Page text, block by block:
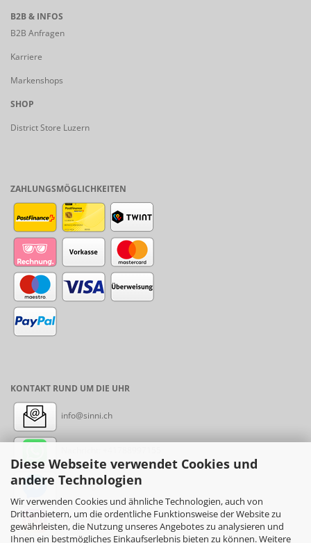
Diese Webseite verwendet Cookies und
andere Technologien
Wir verwenden Cookies und ähnliche Technologien, auch von
Drittanbietern, um die ordentliche Funktionsweise der Website zu
gewährleisten, die Nutzung unseres Angebotes zu analysieren und
Ihnen ein bestmögliches Einkaufserlebnis bieten zu können. Weitere
B2B & INFOS
B2B Anfragen
Karriere
Markenshops
SHOP
District Store Luzern
ZAHLUNGSMÖGLICHKEITEN
KONTAKT RUND UM DIE UHR
info@sinni.ch
Messenger: sinni.ch
Instagram: sinni_ch